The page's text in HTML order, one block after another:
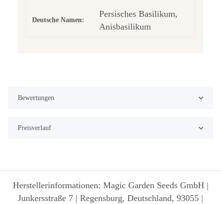
Deutsche Namen:
Persisches Basilikum,
Anisbasilikum
Bewertungen
Preisverlauf
Herstellerinformationen: Magic Garden Seeds GmbH |
Junkersstraße 7 | Regensburg, Deutschland, 93055 |